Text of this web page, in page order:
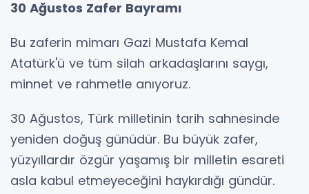
30 Ağustos Zafer Bayramı
Bu zaferin mimarı Gazi Mustafa Kemal
Atatürk'ü ve tüm silah arkadaşlarını saygı,
minnet ve rahmetle anıyoruz.
30 Ağustos, Türk milletinin tarih sahnesinde
yeniden doğuş günüdür. Bu büyük zafer,
yüzyıllardır özgür yaşamış bir milletin esareti
asla kabul etmeyeceğini haykırdığı gündür.